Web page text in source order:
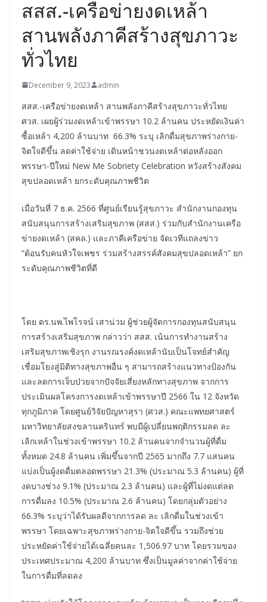
สสส.-เครือข่ายงดเหล้า
สานพลังภาคีสร้างสุขภาวะ
ทั่วไทย
December 9, 2023 admin
สสส.-เครือข่ายงดเหล้า สานพลังภาคีสร้างสุขภาวะทั่วไทย
ศวส. เผยผู้ร่วมงดเหล้าเข้าพรรษา 10.2 ล้านคน ประหยัดเงินค่า
ซื้อเหล้า 4,200 ล้านบาท 66.3% ระบุ เลิกดื่มสุขภาพร่างกาย-
จิตใจดีขึ้น ลดค่าใช้จ่าย เดินหน้าชวนงดเหล้าต่อหลังออก
พรรษา-ปีใหม่ New Me Sobriety Celebration หวังสร้างสังคม
สุขปลอดเหล้า ยกระดับคุณภาพชีวิต
เมื่อวันที่ 7 ธ.ค. 2566 ที่ศูนย์เรียนรู้สุขภาวะ สำนักงานกองทุน
สนับสนุนการสร้างเสริมสุขภาพ (สสส.) ร่วมกับสำนักงานเครือ
ข่ายงดเหล้า (สคล.) และภาคีเครือข่าย จัดเวทีแถลงข่าว
“ต้อนรับคนหัวใจเพชร ร่วมสร้างสรรค์สังคมสุขปลอดเหล้า” ยก
ระดับคุณภาพชีวิตที่ดี
โดย ดร.นพ.ไพโรจน์ เสาน่วม ผู้ช่วยผู้จัดการกองทุนสนับสนุน
การสร้างเสริมสุขภาพ กล่าวว่า สสส. เน้นการทำงานสร้าง
เสริมสุขภาพเชิงรุก งานรณรงค์งดเหล้านับเป็นโจทย์สำคัญ
เชื่อมโยงสู่มิติทางสุขภาพอื่น ๆ สามารถสร้างแนวทางป้องกัน
และลดการเจ็บป่วยจากปัจจัยเสี่ยงหลักทางสุขภาพ จากการ
ประเมินผลโครงการงดเหล้าเข้าพรรษาปี 2566 ใน 12 จังหวัด
ทุกภูมิภาค โดยศูนย์วิจัยปัญหาสุรา (ศวส.) คณะแพทยศาสตร์
มหาวิทยาลัยสงขลานครินทร์ พบมีผู้เปลี่ยนพฤติกรรมลด ละ
เลิกเหล้าในช่วงเข้าพรรษา 10.2 ล้านคนจากจำนวนผู้ที่ดื่ม
ทั้งหมด 24.8 ล้านคน เพิ่มขึ้นจากปี 2565 มากถึง 7.7 แสนคน
แบ่งเป็นผู้งดดื่มตลอดพรรษา 21.3% (ประมาณ 5.3 ล้านคน) ผู้ที่
งดบางช่วง 9.1% (ประมาณ 2.3 ล้านคน) และผู้ที่ไม่งดแต่ลด
การดื่มลง 10.5% (ประมาณ 2.6 ล้านคน) โดยกลุ่มตัวอย่าง
66.3% ระบุว่าได้รับผลดีจากการลด ละ เลิกดื่มในช่วงเข้า
พรรษา โดยเฉพาะสุขภาพร่างกาย-จิตใจดีขึ้น รวมถึงช่วย
ประหยัดค่าใช้จ่ายได้เฉลี่ยคนละ 1,506.97 บาท โดยรวมของ
ประเทศประมาณ 4,200 ล้านบาท ซึ่งเป็นมูลค่าจากค่าใช้จ่าย
ในการดื่มที่ลดลง